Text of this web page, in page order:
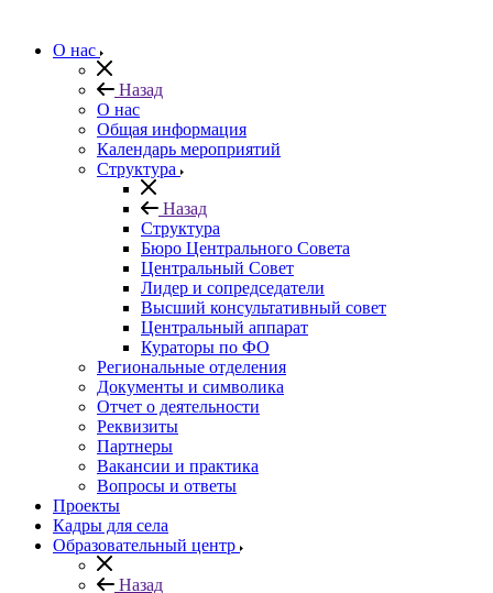
О нас
Назад
О нас
Общая информация
Календарь мероприятий
Структура
Назад
Структура
Бюро Центрального Совета
Центральный Совет
Лидер и сопредседатели
Высший консультативный совет
Центральный аппарат
Кураторы по ФО
Региональные отделения
Документы и символика
Отчет о деятельности
Реквизиты
Партнеры
Вакансии и практика
Вопросы и ответы
Проекты
Кадры для села
Образовательный центр
Назад